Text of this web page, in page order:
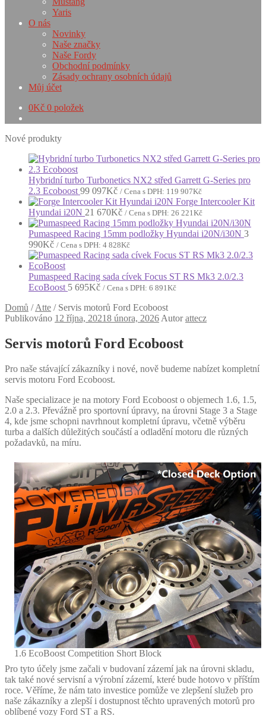
Yaris
O nás
Novinky
Naše značky
Naše Fordy
Obchodní podmínky
Zásady ochrany osobních údajů
Můj účet
0Kč 0 položek
Nové produkty
Hybridní turbo Turbonetics NX2 střed Garrett G-Series pro
2.3 Ecoboost 99 097Kč / Cena s DPH: 119 907Kč
Forge Intercooler Kit
Hyundai i20N 21 670Kč / Cena s DPH: 26 221Kč
Pumaspeed Racing 15mm podložky Hyundai i20N/i30N 3
990Kč / Cena s DPH: 4 828Kč
Pumaspeed Racing sada cívek Focus ST RS Mk3 2.0/2.3
EcoBoost 5 695Kč / Cena s DPH: 6 891Kč
Domů /Atte / Servis motorů Ford Ecoboost
Publikováno 12 října, 20218 února, 2026 Autorattecz
Servis motorů Ford Ecoboost
Pro naše stávající zákazníky i nové, nově budeme nabízet kompletní
servis motoru Ford Ecoboost.
Naše specializace je na motory Ford Ecoboost o objemech 1.6, 1.5,
2.0 a 2.3. Převážně pro sportovní úpravy, na úrovni Stage 3 a Stage
4, kde jsme schopni navrhnout kompletní úpravu, včetně výběru
turba a dalších důležitých součástí a odladění motoru dle různých
požadavků, na míru.
1.6 EcoBoost Competition Short Block
Pro tyto účely jsme začali v budovaní zázemí jak na úrovni skladu,
tak také nové servisní a výrobní zázemí, které bude hotovo v příštím
roce. Věříme, že nám tato investice pomůže ve zlepšení služeb pro
naše zákazníky a zlepší i dostupnost těchto upravených motorů pro
oblíbené vozy Ford ST a RS.